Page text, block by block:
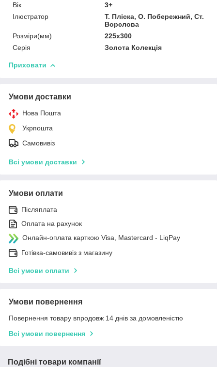
Вік
3+
Ілюстратор
Т. Пліска, О. Побережний, Ст.
Ворслова
Розміри(мм)
225х300
Серія
Золота Колекція
Приховати
Умови доставки
Нова Пошта
Укрпошта
Самовивіз
Всі умови доставки
Умови оплати
Післяплата
Оплата на рахунок
Онлайн-оплата карткою Visa, Mastercard - LiqPay
Готівка-самовивіз з магазину
Всі умови оплати
Умови повернення
Повернення товару впродовж 14 днів за домовленістю
Всі умови повернення
Подібні товари компанії